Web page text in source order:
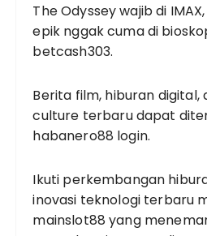
The Odyssey wajib di
epik nggak cuma di
betcash303.
Berita film, hiburan
culture terbaru dapat
habanero88 login.
Ikuti perkembangan
inovasi teknologi terbaru
mainslot88 yang